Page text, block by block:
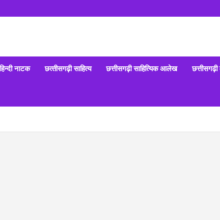
हिन्‍दी नाटक छत्‍तीसगढ़ी साहित्‍य छत्तीसगढ़ी साहित्यिक आलेख